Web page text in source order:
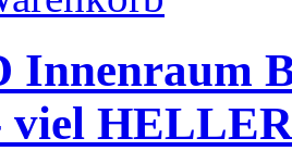
Innenraum
viel